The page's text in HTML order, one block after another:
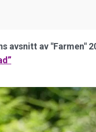
avsnitt av "Farmen"